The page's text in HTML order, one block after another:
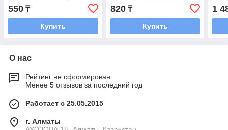
550 ₸
Купить
820₸
Купить
1
О нас
Рейтинг не сформирован
Менее 5 отзывов за последний год
Работает с 25.05.2015
г. Алматы